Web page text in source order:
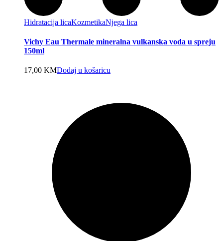
Hidratacija licaKozmetikaNjega lica
Vichy Eau Thermale mineralna vulkanska voda u spreju
150ml
17,00 KMDodaj u košaricu